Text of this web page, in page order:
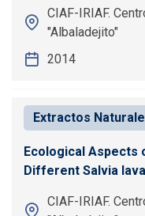
CIAF-IRIAF.
"Albaladejito"
2014
Extractos
Ecological Aspects
Different Salvia
CIAF-IRIAF.